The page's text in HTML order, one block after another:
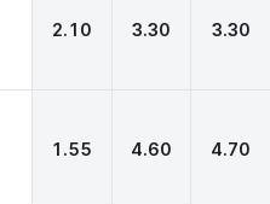
2.10 3.30 3.30
1.55 4.60 4.70